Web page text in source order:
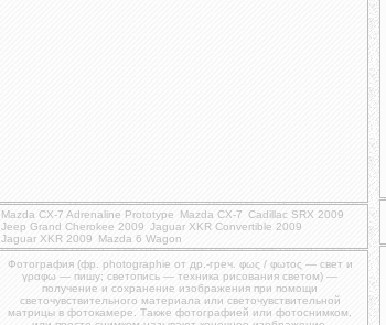
Mazda CX-7 Adrenaline Prototype Mazda CX-7 Cadillac SRX 2009
Jeep Grand Cherokee 2009 Jaguar XKR Convertible 2009
Jaguar XKR 2009
Mazda 6 Wagon
Фотография (фр. photographie от др.-греч. φως / φωτος — свет и
γραφω — пишу; светопись — техника рисования светом) —
получение и сохранение изображения при помощи
светочувствительного материала или светочувствительной
матрицы в фотокамере. Также фотографией или фотоснимком,